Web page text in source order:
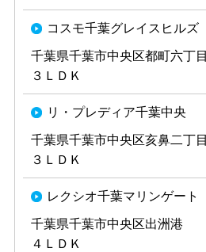
コスモ千葉グレイスヒルズ
千葉県千葉市中央区都町六丁目
３ＬＤＫ
リ・プレディア千葉中央
千葉県千葉市中央区亥鼻二丁目
３ＬＤＫ
レクシオ千葉マリンゲート
千葉県千葉市中央区出洲港
４ＬＤＫ